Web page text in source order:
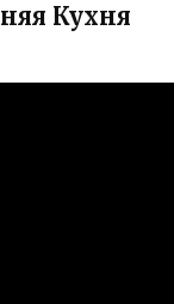
Кухня